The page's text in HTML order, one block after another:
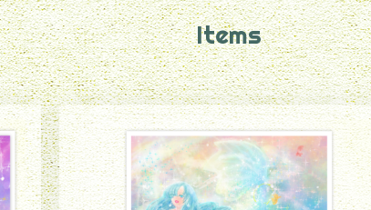
Items